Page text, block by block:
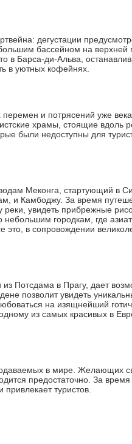
дегустации
бассейном на верхней
в Барса-ди-Альва,
в уютных кофейнях.
и потрясений уже
храмы, стоящие вдоль
были недоступны для
Меконга, стартующий в
и Камбоджу. За время
увидеть прибрежные
городкам, где
в сопровождении
Потсдама в Прагу, дает
позволит увидеть
на изящнейший
из самых красивых в
в мире. Желающих
предостаточно. За
туристов.